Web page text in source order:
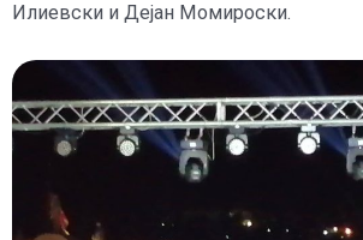
Илиевски и Дејан Момироски.